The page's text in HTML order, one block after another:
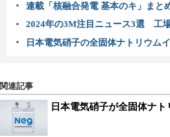
連載「核融合発電 基本のキ」まと
2024年の3M注目ニュース3選 工
日本電気硝子の全固体ナトリウム
関連記事
日本電気硝子が全固体ナ